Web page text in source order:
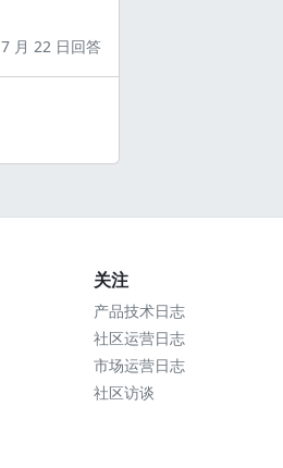
7 月 22 日回答
关注
产品技术日志
社区运营日志
市场运营日志
社区访谈